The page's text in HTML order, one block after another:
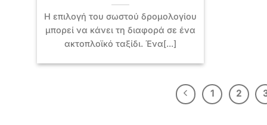
Η επιλογή του σωστού δρομολογίου
μπορεί να κάνει τη διαφορά σε ένα
ακτοπλοϊκό ταξίδι. Ένα[...]
1 2